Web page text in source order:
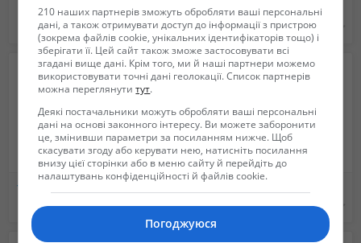
РН10-1С
РР-390б1
Реле Р-5М 5шт
Реле Р15М-3С
Реле РН-504
Насос БЦН-1
Электродвигатель МВП-2
2ТУЭ111
ПМВ-71
КР40-1С
КР40-1С-2с
Вольтамперметр ВА-240
Вольтамперметр ВА-540
Вольтамперметр ВА-440
Изготовление, а так же капитальный ремонт Автоцистерн
Не указана 1 200 грн.
Не указана Не указана
210 наших партнерів зможуть обробляти ваші персональні
дані, а також отримувати доступ до інформації з пристрою
(зокрема файлів cookie, унікальних ідентифікаторів тощо) і
зберігати її. Цей сайт також зможе застосовувати всі
згадані вище дані. Крім того, ми й наші партнери можемо
використовувати точні дані геолокації. Список партнерів
можна переглянутитут.
Деякі постачальники можуть обробляти ваші персональні
дані на основі законного інтересу. Ви можете заборонити
це, змінивши параметри за посиланням нижче. Щоб
скасувати згоду або керувати нею, натисніть посилання
внизу цієї сторінки або в меню сайту й перейдіть до
налаштувань конфіденційності й файлів cookie.
Погоджуюся